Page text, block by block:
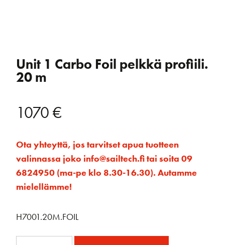
Unit 1 Carbo Foil pelkkä profiili.
20 m
1070€
Ota yhteyttä, jos tarvitset apua tuotteen
valinnassa joko info@sailtech.fi tai soita 09
6824950 (ma-pe klo 8.30-16.30). Autamme
mielellämme!
H7001.20M.FOIL